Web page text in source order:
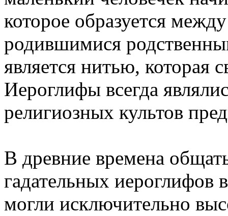
которое образуется
родившимися
является нитью, которая
Иероглифы всегда
религиозных культов
В древние времена
гадательных
могли исключительно